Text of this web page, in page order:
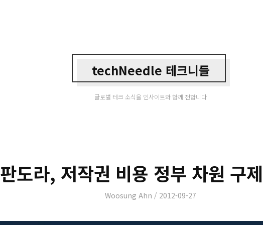
techNeedle 테크니들
글로벌 테크 소식을 인사이트와 함께 전합니다
판도라, 저작권 비용 정부 차원 구
Author
Woosung Ahn
Posted
2012-09-27